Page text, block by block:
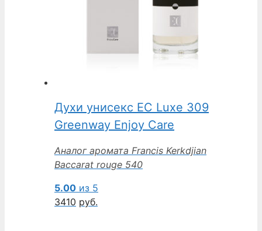
Духи унисекс EC Luxe 309
Greenway Enjoy Care
Аналог аромата Francis Kerkdjian
Baccarat rouge 540
5.00 из 5
3410 руб.